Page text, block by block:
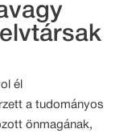
él
a tudományos
önmagának,